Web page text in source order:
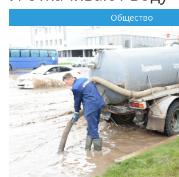
Общество